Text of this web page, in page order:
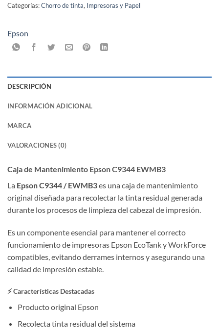
Categorías:Chorro de tinta, Impresoras y Papel
Epson
DESCRIPCIÓN
INFORMACIÓN ADICIONAL
MARCA
VALORACIONES (0)
Caja de Mantenimiento Epson C9344 EWMB3
La Epson C9344 / EWMB3es una caja de mantenimiento
original diseñada para recolectar la tinta residual generada
durante los procesos de limpieza del cabezal de impresión.
Es un componente esencial para mantener el correcto
funcionamiento de impresoras Epson EcoTank y WorkForce
compatibles, evitando derrames internos y asegurando una
calidad de impresión estable.
⚡ Características Destacadas
Producto original Epson
Recolecta tinta residual del sistema